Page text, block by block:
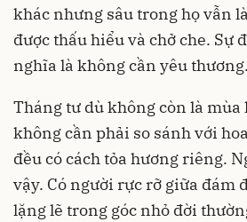
khác nhưng sâu trong họ vẫn
được thấu hiểu và chở che. Sự
nghĩa là không cần yêu thương.
Tháng tư dù không còn là mùa
không cần phải so sánh với
đều có cách tỏa hương riêng.
vậy. Có người rực rỡ giữa đám
lặng lẽ trong góc nhỏ đời